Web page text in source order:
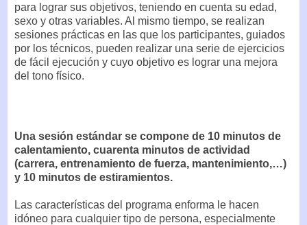
para lograr sus objetivos, teniendo en cuenta su edad,
sexo y otras variables. Al mismo tiempo, se realizan
sesiones prácticas en las que los participantes, guiados
por los técnicos, pueden realizar una serie de ejercicios
de fácil ejecución y cuyo objetivo es lograr una mejora
del tono físico.
Una sesión estándar se compone de 10 minutos de
calentamiento, cuarenta minutos de actividad
(carrera, entrenamiento de fuerza, mantenimiento,…)
y 10 minutos de estiramientos.
Las características del programa enforma le hacen
idóneo para cualquier tipo de persona, especialmente